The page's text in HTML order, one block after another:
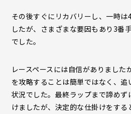
その後すぐにリカバリーし、一時
したが、さまざまな要因もあり3番
でした。
レースペースには自信がありまし
を攻略することは簡単ではなく、
状況でした。最終ラップまで諦め
けましたが、決定的な仕掛けをす